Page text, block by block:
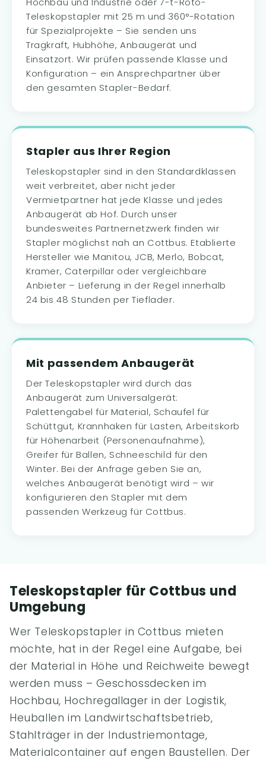
Teleskopstapler mit 25 m und 360°-Rotation
für Spezialprojekte – Sie senden uns
Tragkraft, Hubhöhe, Anbaugerät und
Einsatzort. Wir prüfen passende Klasse und
Konfiguration – ein Ansprechpartner über
den gesamten Stapler-Bedarf.
Stapler aus Ihrer Region
Teleskopstapler sind in den Standardklassen
weit verbreitet, aber nicht jeder
Vermietpartner hat jede Klasse und jedes
Anbaugerät ab Hof. Durch unser
bundesweites Partnernetzwerk finden wir
Stapler möglichst nah an Cottbus. Etablierte
Hersteller wie Manitou, JCB, Merlo, Bobcat,
Kramer, Caterpillar oder vergleichbare
Anbieter – Lieferung in der Regel innerhalb
24 bis 48 Stunden per Tieflader.
Mit passendem Anbaugerät
Der Teleskopstapler wird durch das
Anbaugerät zum Universalgerät:
Palettengabel für Material, Schaufel für
Schüttgut, Krannhaken für Lasten, Arbeitskorb
für Höhenarbeit (Personenaufnahme),
Greifer für Ballen, Schneeschild für den
Winter. Bei der Anfrage geben Sie an,
welches Anbaugerät benötigt wird – wir
konfigurieren den Stapler mit dem
passenden Werkzeug für Cottbus.
Teleskopstapler für Cottbus und
Umgebung
Wer Teleskopstapler in Cottbus mieten
möchte, hat in der Regel eine Aufgabe, bei
der Material in Höhe und Reichweite bewegt
werden muss – Geschossdecken im
Hochbau, Hochregallager in der Logistik,
Heuballen im Landwirtschaftsbetrieb,
Stahlträger in der Industriemontage,
Materialcontainer auf engen Baustellen. Der